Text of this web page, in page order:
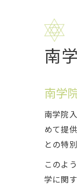
南
南学
南学院
めて提
との特
このよ
学に関